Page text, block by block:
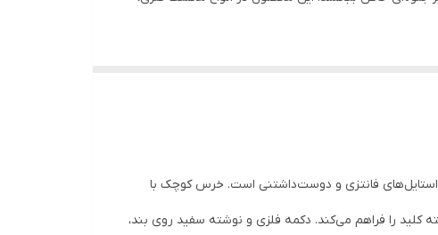
استایل‌های فانتزی و دوست‌داشتنی است. خرس کوچک با
کلید را فراهم می‌کند. دکمه فلزی و نوشته سفید روی بند،